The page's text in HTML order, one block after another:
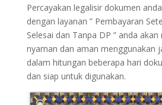
Percayakan legalisir dokumen
dengan layanan ” Pembayaran
Selesai dan Tanpa DP ” anda
nyaman dan aman menggunakan
dalam hitungan beberapa hari
dan siap untuk digunakan.